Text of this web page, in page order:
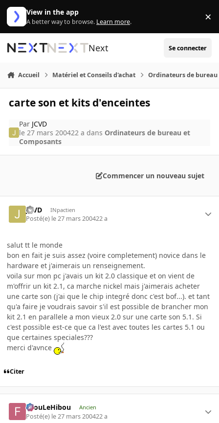
Aller au contenu
View in the app
A better way to browse. Learn more. ×
Next Se connecter
Accueil Matériel et Conseils d'achat Ordinateurs de bureau
carte son et kits d'enceintes
Par JCVD
le 27 mars 200422 a dans Ordinateurs de bureau et
Composants
Commencer un nouveau sujet
JCVD INpactien
Posté(e) le 27 mars 200422 a
salut tt le monde
bon en fait je suis assez (voire completement) novice dans le
hardware et j'aimerais un renseignement.
voila sur mon pc j'avais un kit 2.0 classique et on vient de
m'offrir un kit 2.1, ca marche nickel mais j'aimerais acheter
une carte son (j'ai que le chip integré donc c'est bof...). et tant
qu'a faire je voudrais savoir s'il est possible de brancher mon
kit 2.1 en parallele a mon vieux 2.0 sur une carte son 5.1. Si
c'est possible est-ce que ca l'est avec toutes les cartes 5.1 ou
que certaines speciales???
merci d'avnce
Citer
FilouLeHibou Ancien
Posté(e) le 27 mars 200422 a